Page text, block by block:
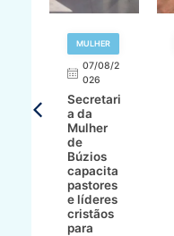
MULHER
07/08/2
026
Secretari
a da
Mulher
de
Búzios
capacita
pastores
e líderes
cristãos
para